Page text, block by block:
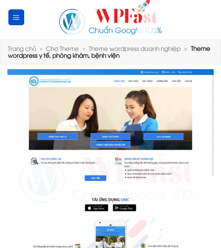
Trang chủ » Chợ Theme » Theme wordpress doanh nghiệp » Theme
wordpress y tế, phòng khám, bệnh viện